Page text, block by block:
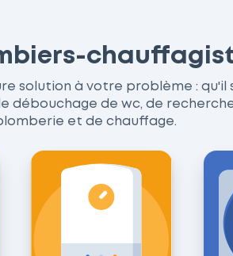
solution à votre problème : qu'il
de wc, de
et de chauffage.